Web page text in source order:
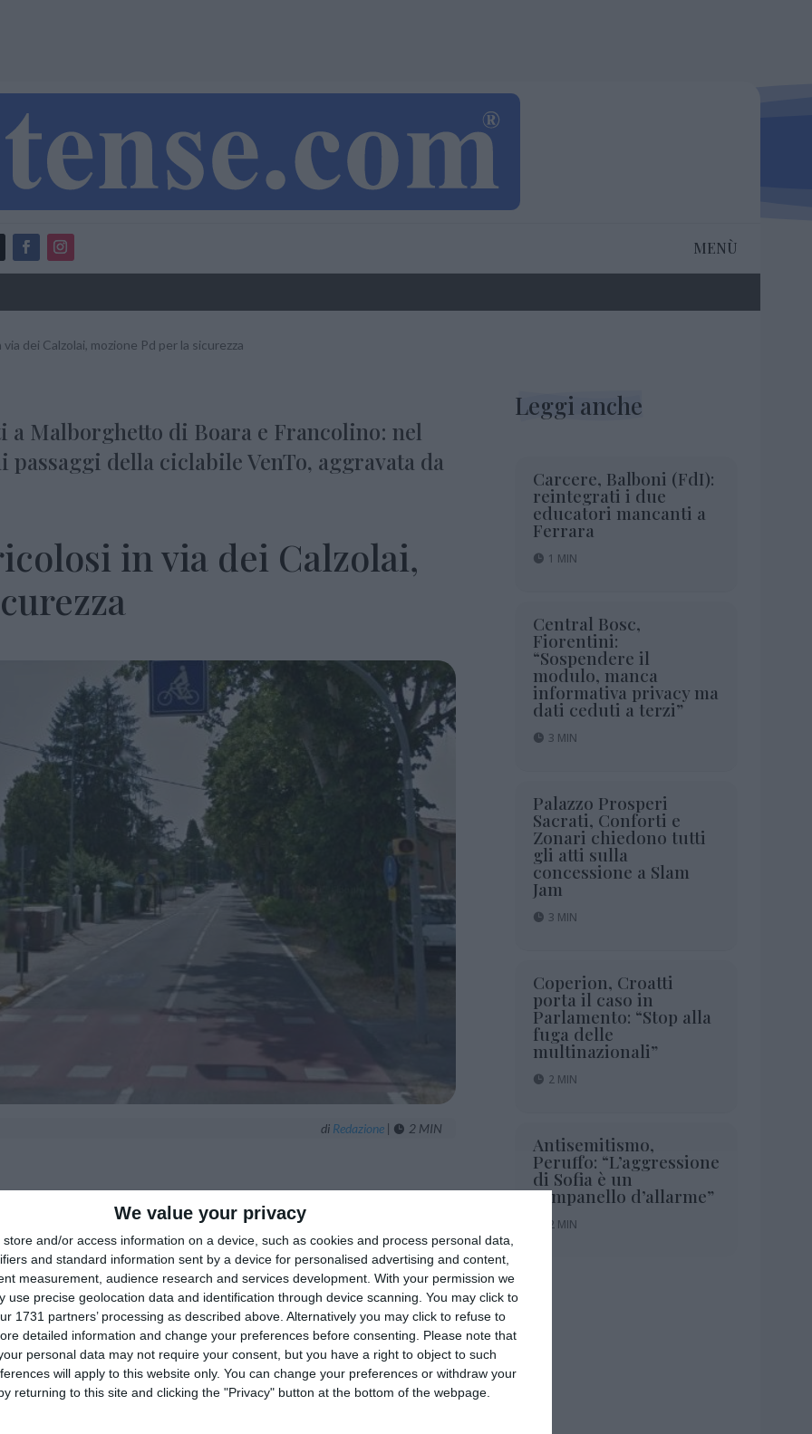
We value your privacy
store and/or access information on a device, such as cookies and process personal data,
and standard information sent by a device for personalised advertising and content,
measurement, audience research and services development. With your permission we
use precise geolocation data and identification through device scanning. You may click to
1731 partners’ processing as described above. Alternatively you may click to refuse to
detailed information and change your preferences before consenting.
Please note that
personal data may not require your consent, but you have a right to object to such
will apply to this website only. You can change your preferences or withdraw your
returning to this site and clicking the "Privacy" button at the bottom of the webpage.
MENÙ
dei Calzolai, mozione Pd per la sicurezza
Malborghetto di Boara e Francolino: nel
della ciclabile VenTo, aggravata da
in via dei Calzolai,
di Redazione|  2 MIN
Leggi anche
Carcere, Balboni (FdI):
reintegrati i due
educatori mancanti a
Ferrara
1 MIN
Central Bosc,
Fiorentini:
“Sospendere il
modulo, manca
informativa privacy ma
dati ceduti a terzi”
3 MIN
Palazzo Prosperi
Sacrati, Conforti e
Zonari chiedono tutti
gli atti sulla
concessione a Slam
Jam
3 MIN
Coperion, Croatti
porta il caso in
Parlamento: “Stop alla
fuga delle
multinazionali”
2 MIN
Antisemitismo,
Peruffo: “L’aggressione
di Sofia è un
campanello d’allarme”
2 MIN
e ciclo-pedonali lungo via dei Calzolai
presentata dal consigliere del
sollecita il sindaco e la giunta a
punti ritenuti particolarmente critici
Urbano “Giorgio Bassani” all’argine